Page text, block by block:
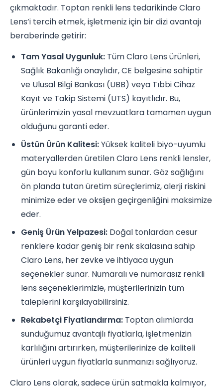
çıkmaktadır. Toptan renkli lens tedarikinde Claro
Lens’i tercih etmek, işletmeniz için bir dizi avantajı
beraberinde getirir:
Tam Yasal Uygunluk: Tüm Claro Lens ürünleri,
Sağlık Bakanlığı onaylıdır, CE belgesine sahiptir
ve Ulusal Bilgi Bankası (UBB) veya Tıbbi Cihaz
Kayıt ve Takip Sistemi (UTS) kayıtlıdır. Bu,
ürünlerimizin yasal mevzuatlara tamamen uygun
olduğunu garanti eder.
Üstün Ürün Kalitesi:Yüksek kaliteli biyo-uyumlu
materyallerden üretilen Claro Lens renkli lensler,
gün boyu konforlu kullanım sunar. Göz sağlığını
ön planda tutan üretim süreçlerimiz, alerji riskini
minimize eder ve oksijen geçirgenliğini maksimize
eder.
Geniş Ürün Yelpazesi: Doğal tonlardan cesur
renklere kadar geniş bir renk skalasına sahip
Claro Lens, her zevke ve ihtiyaca uygun
seçenekler sunar. Numaralı ve numarasız renkli
lens seçeneklerimizle, müşterilerinizin tüm
taleplerini karşılayabilirsiniz.
Rekabetçi Fiyatlandırma: Toptan alımlarda
sunduğumuz avantajlı fiyatlarla, işletmenizin
karlılığını artırırken, müşterilerinize de kaliteli
ürünleri uygun fiyatlarla sunmanızı sağlıyoruz.
Claro Lens olarak, sadece ürün satmakla kalmıyor,